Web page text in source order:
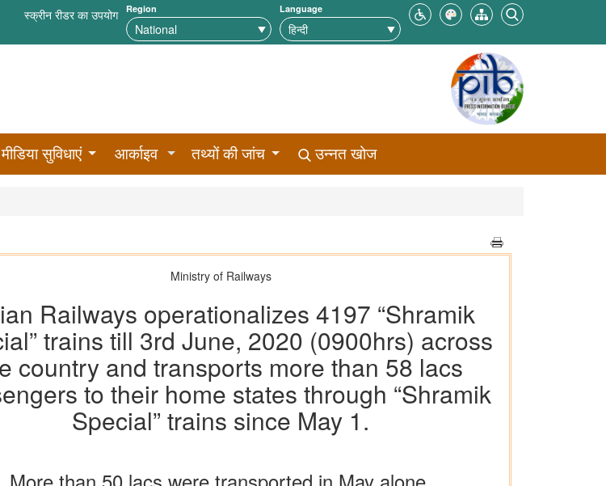
स्क्रीन रीडर का उपयोग Region Language
मीडिया सुविधाएं आर्काइव तथ्यों की जांच उन्नत खोज